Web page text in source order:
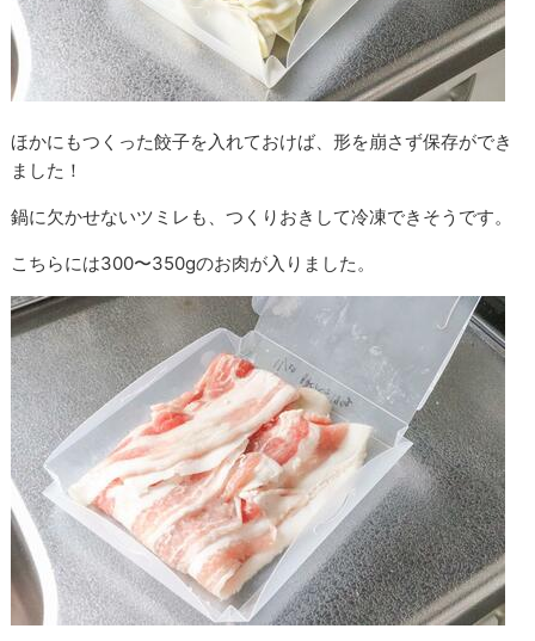
ほかにもつくった餃子を入れておけば、形を崩さず保存ができ
ました！
鍋に欠かせないツミレも、つくりおきして冷凍できそうです。
こちらには300〜350gのお肉が入りました。